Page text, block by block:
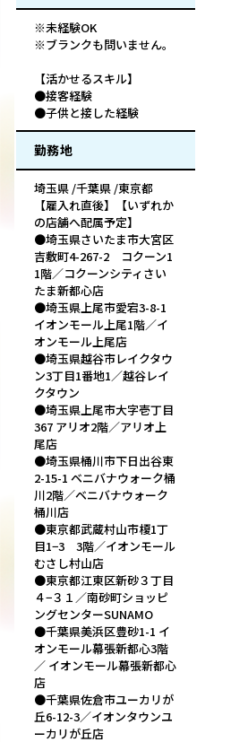
※未経験OK
※ブランクも問いません。
【活かせるスキル】
●接客経験
●子供と接した経験
勤務地
埼玉県 /千葉県 /東京都
【雇入れ直後】【いずれか
の店舗へ配属予定】
●埼玉県さいたま市大宮区
吉敷町4-267-2 コクーン1
1階／コクーンシティさい
たま新都心店
●埼玉県上尾市愛宕3-8-1
イオンモール上尾1階／イ
オンモール上尾店
●埼玉県越谷市レイクタウ
ン3丁目1番地1／越谷レイ
クタウン
●埼玉県上尾市大字壱丁目
367 アリオ2階／アリオ上
尾店
●埼玉県桶川市下日出谷東
2-15-1 ベニバナウォーク桶
川2階／ベニバナウォーク
桶川店
●東京都武蔵村山市榎1丁
目1−3 3階／イオンモール
むさし村山店
●東京都江東区新砂３丁目
４−３１／南砂町ショッピ
ングセンターSUNAMO
●千葉県美浜区豊砂1-1 イ
オンモール幕張新都心3階
／ イオンモール幕張新都心
店
●千葉県佐倉市ユーカリが
丘6-12-3／イオンタウンユ
ーカリが丘店